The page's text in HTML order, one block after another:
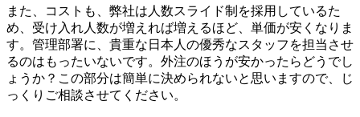
また、コストも、弊社は人数スライド制を採用しているた
め、受け入れ人数が増えれば増えるほど、単価が安くなりま
す。管理部署に、貴重な日本人の優秀なスタッフを担当させ
るのはもったいないです。外注のほうが安かったらどうでし
ょうか？この部分は簡単に決められないと思いますので、じ
っくりご相談させてください。